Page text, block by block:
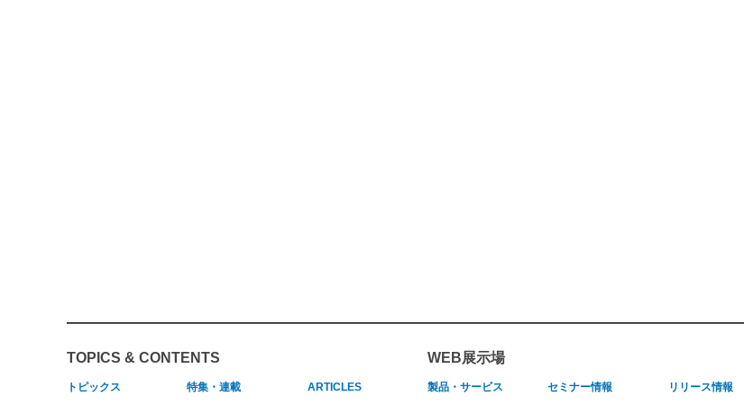
TOPICS & CONTENTS
トピックス 特集・連載 ARTICLES
WEB展示場
製品・サービス セミナー情報 リリース情報